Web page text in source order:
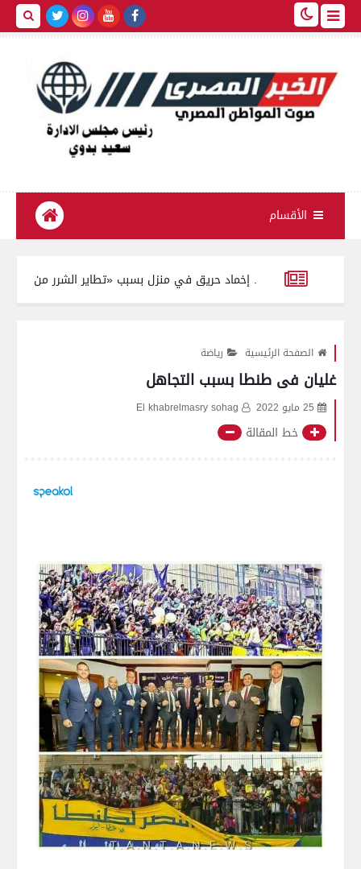
الأقسام
بسوهاج.. إخماد حريق في منزل بسبب «تطاير الشرر من فرن بلدي»
الصفحة الرئيسية رياضة
غليان فى طنطا بسبب التجاهل
25 مايو 2022 El khabrelmasry sohag
خط المقالة